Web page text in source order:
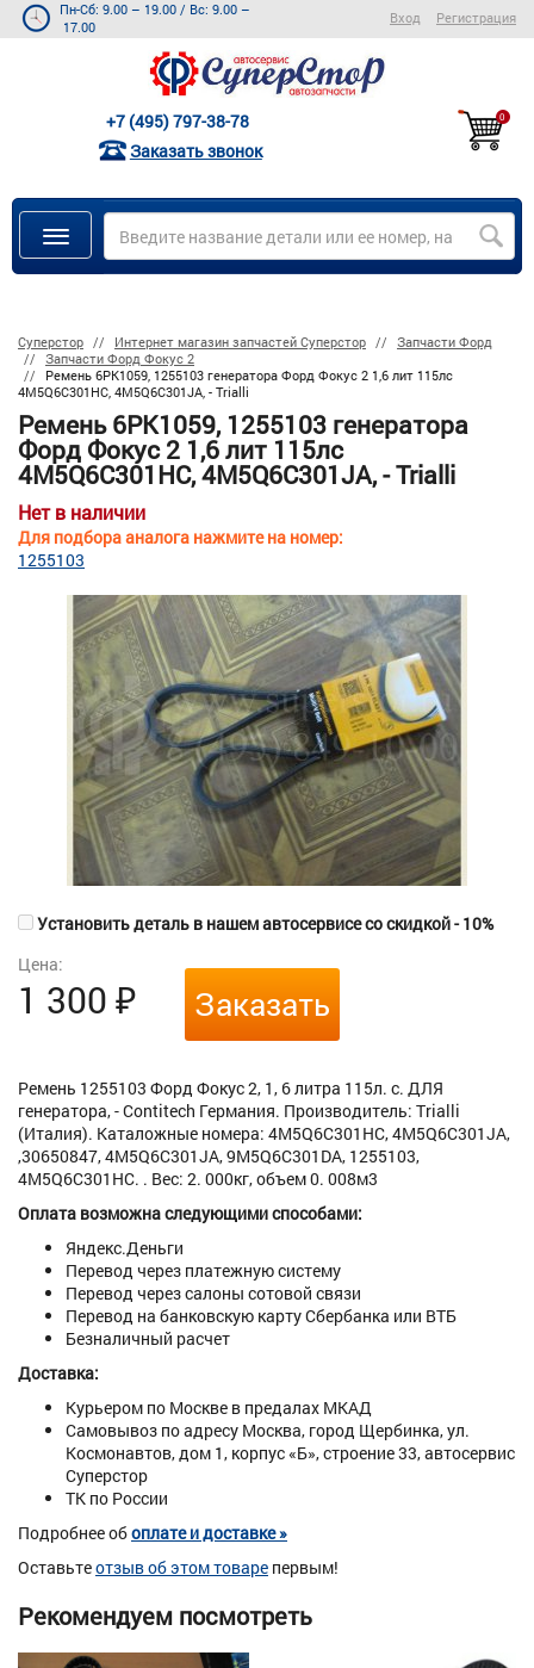
Пн-Сб: 9.00 – 19.00 / Вс: 9.00 –
17.00
Вход Регистрация
+7 (495) 797-38-78
Заказать звонок
0
Суперстор Интернет магазин запчастей Суперстор
Запчасти Форд
Запчасти Форд Фокус 2
Ремень 6PK1059, 1255103 генератора Форд Фокус 2 1,6 лит 115лс
4M5Q6C301HC, 4M5Q6C301JA, - Trialli
Ремень 6PK1059, 1255103 генератора
Форд Фокус 2 1,6 лит 115лс
4M5Q6C301HC, 4M5Q6C301JA, - Trialli
Нет в наличии
Для подбора аналога нажмите на номер:
1255103
Установить деталь в нашем автосервисе со скидкой - 10%
Цена:
1 300 ₽ Заказать
Ремень 1255103 Форд Фокус 2, 1, 6 литра 115л. с. ДЛЯ
генератора, - Contitech Германия. Производитель: Trialli
(Италия). Каталожные номера: 4M5Q6C301HC, 4M5Q6C301JA,
,30650847, 4M5Q6C301JA, 9M5Q6C301DA, 1255103,
4M5Q6C301HC. . Вес: 2. 000кг, объем 0. 008м3
Оплата возможна следующими способами:
Яндекс.Деньги
Перевод через платежную систему
Перевод через салоны сотовой связи
Перевод на банковскую карту Сбербанка или ВТБ
Безналичный расчет
Доставка:
Курьером по Москве в предалах МКАД
Самовывоз по адресу Москва, город Щербинка, ул.
Космонавтов, дом 1, корпус «Б», строение 33, автосервис
Суперстор
ТК по России
Подробнее обоплате и доставке »
Оставьтеотзыв об этом товаре первым!
Рекомендуем посмотреть